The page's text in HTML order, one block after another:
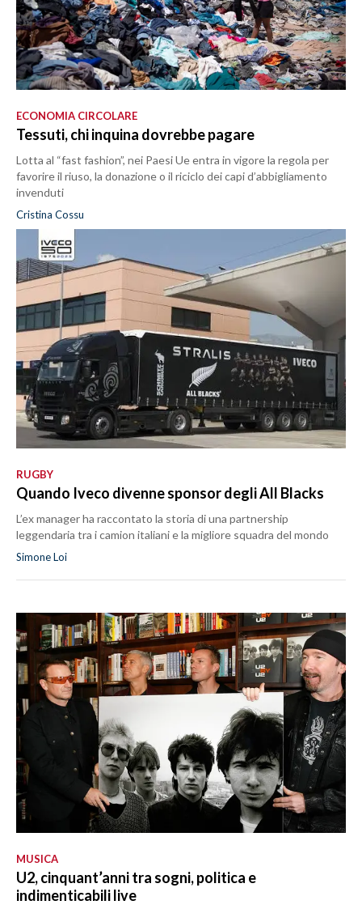
ECONOMIA CIRCOLARE
Tessuti, chi inquina dovrebbe pagare
Lotta al “fast fashion”, nei Paesi Ue entra in vigore la regola per
favorire il riuso, la donazione o il riciclo dei capi d’abbigliamento
invenduti
Cristina Cossu
RUGBY
Quando Iveco divenne sponsor degli All Blacks
L’ex manager ha raccontato la storia di una partnership
leggendaria tra i camion italiani e la migliore squadra del mondo
Simone Loi
MUSICA
U2, cinquant’anni tra sogni, politica e
indimenticabili live